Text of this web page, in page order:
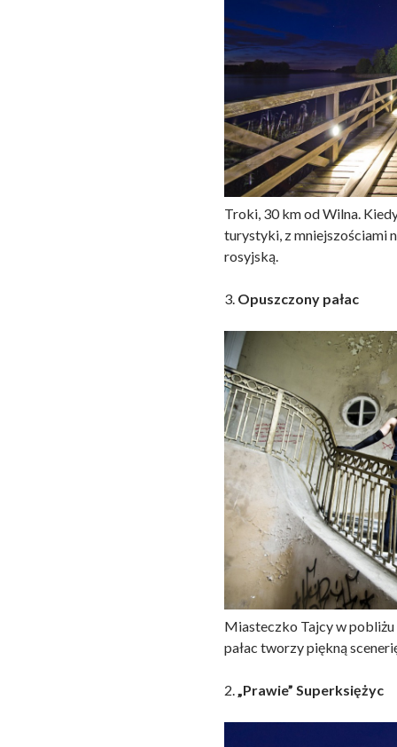
Troki, 30 km od Wilna.
turystyki, z mniejszościami
rosyjską.
3. Opuszczony pałac
Miasteczko Tajcy w pobliżu
pałac tworzy piękną
2.„Prawie” Superksiężyc